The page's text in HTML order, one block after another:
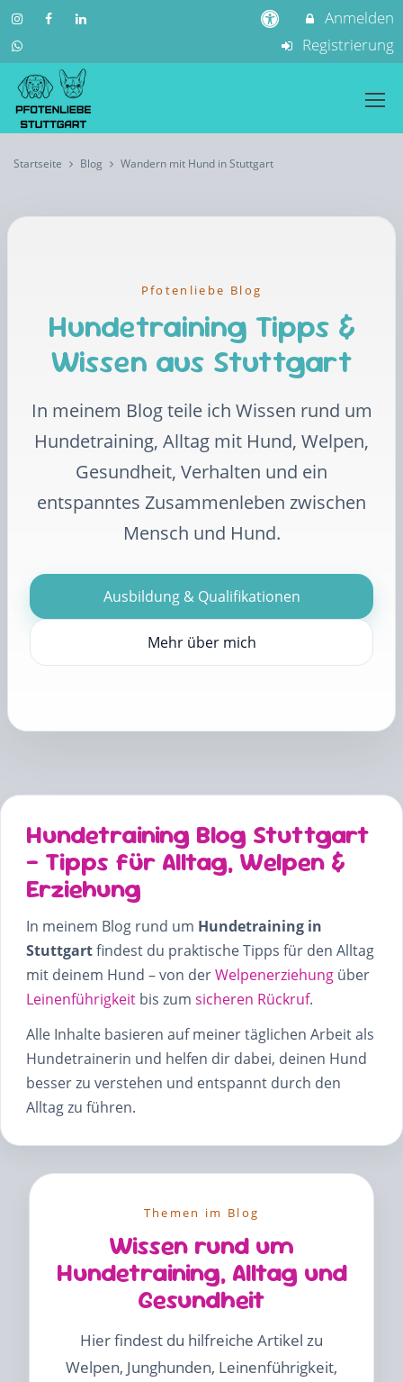
Anmelden
Registrierung
Startseite Blog Wandern mit Hund in Stuttgart
Pfotenliebe Blog
Hundetraining Tipps &
Wissen aus Stuttgart
In meinem Blog teile ich Wissen rund um
Hundetraining, Alltag mit Hund, Welpen,
Gesundheit, Verhalten und ein
entspanntes Zusammenleben zwischen
Mensch und Hund.
Ausbildung & Qualifikationen
Mehr über mich
Hundetraining Blog Stuttgart
– Tipps für Alltag, Welpen &
Erziehung
In meinem Blog rund um Hundetraining in
Stuttgartfindest du praktische Tipps für den Alltag
mit deinem Hund – von derWelpenerziehung über
Leinenführigkeit bis zum sicheren Rückruf.
Alle Inhalte basieren auf meiner täglichen Arbeit als
Hundetrainerin und helfen dir dabei, deinen Hund
besser zu verstehen und entspannt durch den
Alltag zu führen.
Themen im Blog
Wissen rund um
Hundetraining, Alltag und
Gesundheit
Hier findest du hilfreiche Artikel zu
Welpen, Junghunden, Leinenführigkeit,